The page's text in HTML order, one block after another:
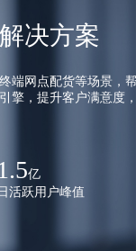
决方案
端网点配货等场景，
擎，提升客户满意度
亿
日活跃用户峰值